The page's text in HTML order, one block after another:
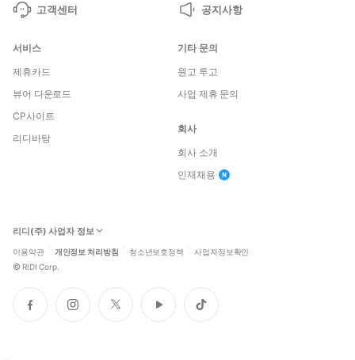
고객센터 공지사항
서비스
제휴카드
뷰어 다운로드
CP사이트
리디바탕
기타 문의
원고 투고
사업 제휴 문의
회사
회사 소개
인재채용
리디(주) 사업자 정보
이용약관 개인정보 처리방침 청소년보호정책 사업자정보확인
© RIDI Corp.
페
이
인
스
트
위
유
튜
틱
톡